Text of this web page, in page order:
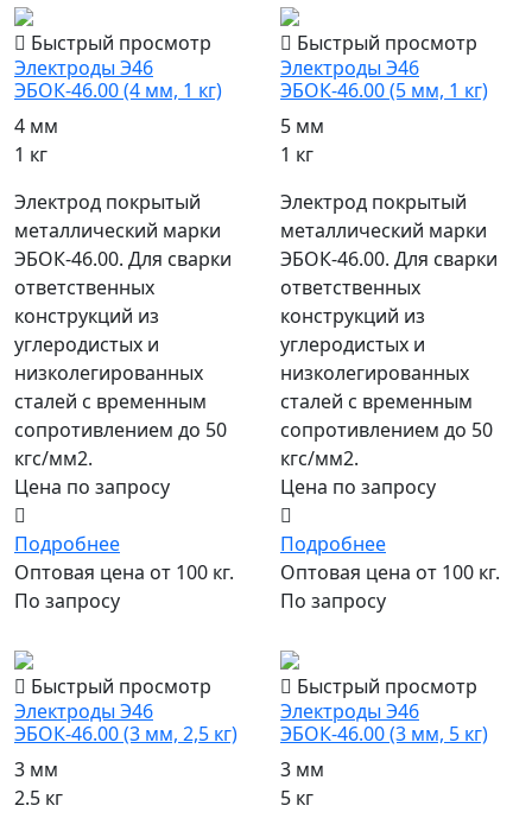
Быстрый просмотр
Электроды Э46
ЭБОК-46.00 (4 мм, 1 кг)
4 мм
1 кг
Электрод покрытый
металлический марки
ЭБОК-46.00. Для сварки
ответственных
конструкций из
углеродистых и
низколегированных
сталей с временным
сопротивлением до 50
кгс/мм2.
Цена по запросу
Подробнее
Оптовая цена от 100 кг.
По запросу
Быстрый просмотр
Электроды Э46
ЭБОК-46.00 (5 мм, 1 кг)
5 мм
1 кг
Электрод покрытый
металлический марки
ЭБОК-46.00. Для сварки
ответственных
конструкций из
углеродистых и
низколегированных
сталей с временным
сопротивлением до 50
кгс/мм2.
Цена по запросу
Подробнее
Оптовая цена от 100 кг.
По запросу
Быстрый просмотр
Электроды Э46
ЭБОК-46.00 (3 мм, 2,5 кг)
3 мм
2.5 кг
Быстрый просмотр
Электроды Э46
ЭБОК-46.00 (3 мм, 5 кг)
3 мм
5 кг